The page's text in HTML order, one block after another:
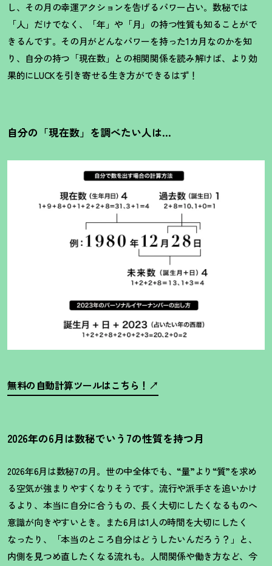
し、その月の幸運アクションを告げるパワー占い。数秘では
「人」だけでなく、「年」や「月」の持つ性質も知ることがで
きるんです。その月がどんなパワーを持った1カ月なのかを知
り、自分の持つ「現在数」との相関関係を読み解けば、より効
果的にLUCKを引き寄せる生き方ができるはず ！
自分の「現在数」を調べたい人は…
無料の自動計算ツールはこちら ！
2026年の6月は数秘でいう7の性質を持つ月
2026年6月は数秘7の月。世の中全体でも、“量”より“質”を求め
る空気が強まりやすくなりそうです。流行や派手さを追いかけ
るより、本当に自分に合うもの、長く大切にしたくなるものへ
意識が向きやすいとき。また6月は1人の時間を大切にしたく
なったり、「本当のところ自分はどうしたいんだろう ？ 」と、
内側を見つめ直したくなる流れも。人間関係や働き方など、今